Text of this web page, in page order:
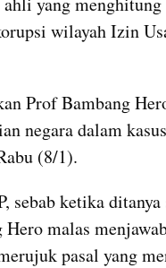
wilayah Izin
Prof Bambang
negara dalam
(8/1).
sebab ketika ditanya
malas
pasal yang